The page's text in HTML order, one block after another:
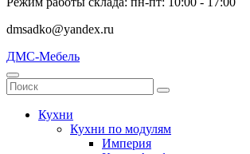
dmsadko@yandex.ru
ДМС-Мебель
Кухни
Кухни по модулям
Империя